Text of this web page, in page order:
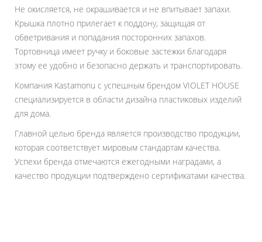
Не окисляется, не окрашивается и не впитывает запахи.
Крышка плотно прилегает к поддону, защищая от
обветривания и попадания посторонних запахов.
Тортовница имеет ручку и боковые застежки благодаря
этому ее удобно и безопасно держать и транспортировать.
Компания Kastamonu с успешным брендом VIOLET HOUSE
специализируется в области дизайна пластиковых изделий
для дома.
Главной целью бренда является производство продукции,
которая соответствует мировым стандартам качества.
Успехи бренда отмечаются ежегодными наградами, а
качество продукции подтверждено сертификатами качества.